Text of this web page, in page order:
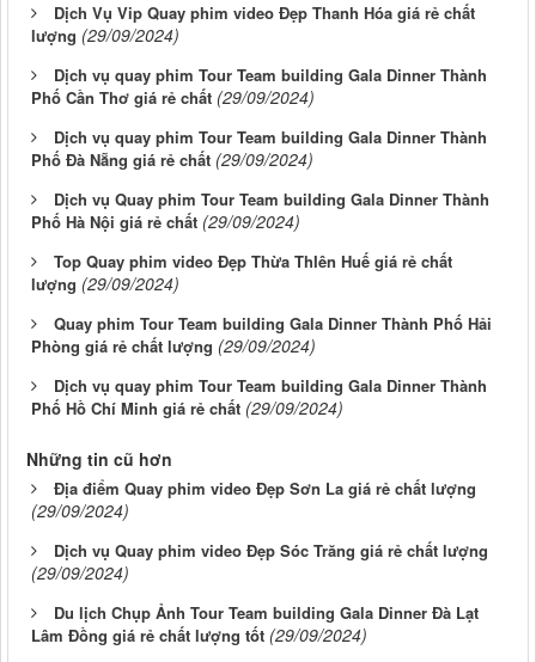
Dịch Vụ Vip Quay phim video Đẹp Thanh Hóa giá rẻ chất
lượng (29/09/2024)
Dịch vụ quay phim Tour Team building Gala Dinner Thành
Phố Cần Thơ giá rẻ chất (29/09/2024)
Dịch vụ quay phim Tour Team building Gala Dinner Thành
Phố Đà Nẵng giá rẻ chất (29/09/2024)
Dịch vụ Quay phim Tour Team building Gala Dinner Thành
Phố Hà Nội giá rẻ chất (29/09/2024)
Top Quay phim video Đẹp Thừa ThIên Huế giá rẻ chất
lượng (29/09/2024)
Quay phim Tour Team building Gala Dinner Thành Phố Hải
Phòng giá rẻ chất lượng (29/09/2024)
Dịch vụ quay phim Tour Team building Gala Dinner Thành
Phố Hồ Chí Minh giá rẻ chất (29/09/2024)
Những tin cũ hơn
Địa điểm Quay phim video Đẹp Sơn La giá rẻ chất lượng
(29/09/2024)
Dịch vụ Quay phim video Đẹp Sóc Trăng giá rẻ chất lượng
(29/09/2024)
Du lịch Chụp Ảnh Tour Team building Gala Dinner Đà Lạt
Lâm Đồng giá rẻ chất lượng tốt (29/09/2024)